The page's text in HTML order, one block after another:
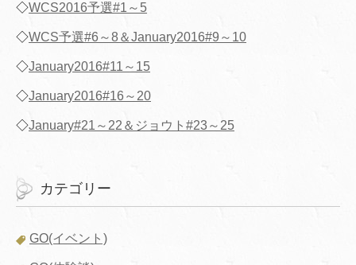
◇WCS2016予選#1～5
◇WCS予選#6～8＆January2016#9～10
◇January2016#11～15
◇January2016#16～20
◇January#21～22＆ジョウト#23～25
カテゴリー
GO(イベント)